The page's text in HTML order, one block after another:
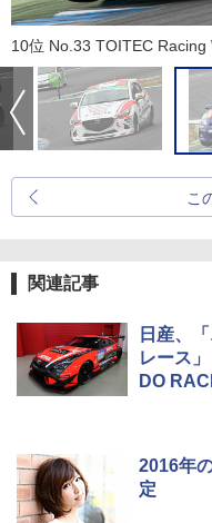
10位 No.33 TOITEC Racing
こ
関連記事
日産、
レース
DO
2016年
定